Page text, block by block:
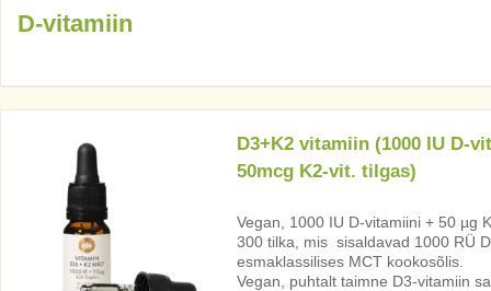
D-vitamiin
D3+K2 vitamiin (1000 IU D-
50mcg K2-vit. tilgas)
Vegan, 1000 IU D-vitamiini + 50 µg
300 tilka, mis sisaldavad 1000 RÜ
esmaklassilises MCT kookosõlis.
Vegan, puhtalt taimne D3-vitamiin